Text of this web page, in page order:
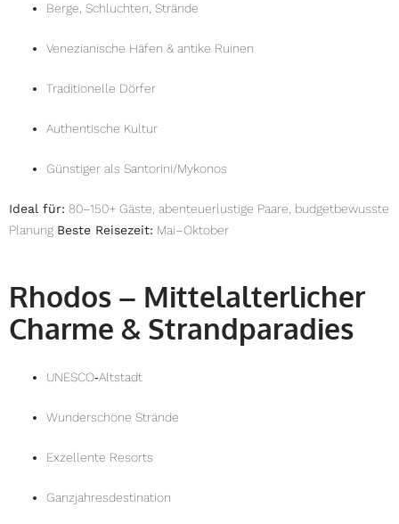
Berge, Schluchten, Strände
Venezianische Häfen & antike Ruinen
Traditionelle Dörfer
Authentische Kultur
Günstiger als Santorini/Mykonos
Ideal für: 80–150+ Gäste, abenteuerlustige Paare, budgetbewusste
Planung Beste Reisezeit: Mai–Oktober
Rhodos – Mittelalterlicher
Charme & Strandparadies
UNESCO‑Altstadt
Wunderschöne Strände
Exzellente Resorts
Ganzjahresdestination